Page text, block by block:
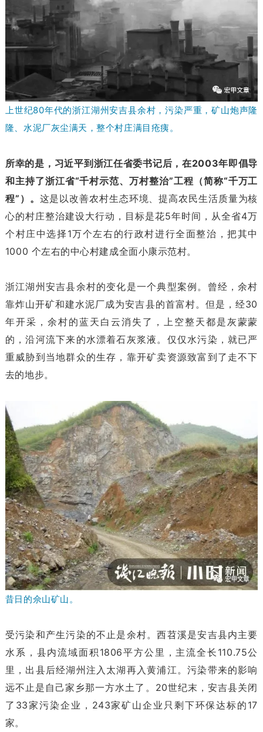
上世纪80年代的浙江湖州安吉县余村，污染严重，矿山炮声隆
隆、水泥厂灰尘满天，整个村庄满目疮痍。
所幸的是，习近平到浙江任省委书记后，在2003年即倡导
和主持了浙江省“千村示范、万村整治”工程（简称“千万工
程”）。 这是以改善农村生态环境、提高农民生活质量为核
心的村庄整治建设大行动，目标是花5年时间，从全省4万
个村庄中选择1万个左右的行政村进行全面整治，把其中
1000 个左右的中心村建成全面小康示范村。
浙江湖州安吉县余村的变化是一个典型案例。曾经，余村
靠炸山开矿和建水泥厂成为安吉县的首富村。但是，经30
年开采，余村的蓝天白云消失了，上空整天都是灰蒙蒙
的，沿河流下来的水漂着石灰浆液。仅仅水污染，就已严
重威胁到当地群众的生存，靠开矿卖资源致富到了走不下
去的地步。
昔日的佘山矿山。
受污染和产生污染的不止是余村。西苕溪是安吉县内主要
水系，县内流域面积1806平方公里，主流全长110.75公
里，出县后经湖州注入太湖再入黄浦江。污染带来的影响
远不止是自己家乡那一方水土了。20世纪末，安吉县关闭
了33家污染企业，243家矿山企业只剩下环保达标的17
家。